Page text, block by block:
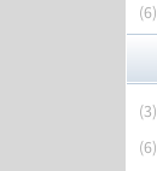
(
6
)
(
3
)
(
6
)